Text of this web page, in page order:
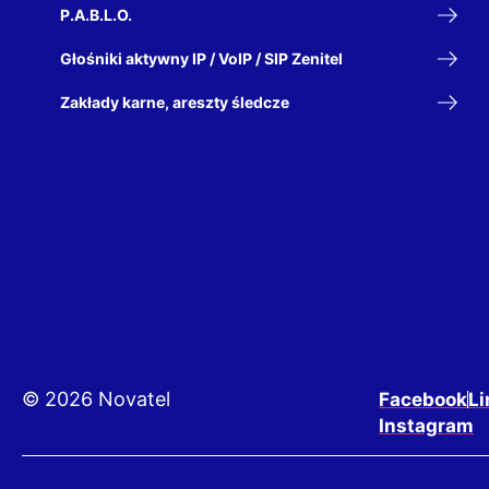
P.A.B.L.O.
Głośniki aktywny IP / VoIP / SIP Zenitel
Zakłady karne, areszty śledcze
© 2026 Novatel Facebook
Instagram